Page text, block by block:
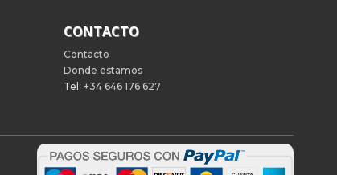
CONTACTO
Contacto
Donde estamos
Tel: +34 646 176 627